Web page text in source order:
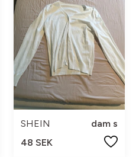
SHEIN
dam s
48 SEK